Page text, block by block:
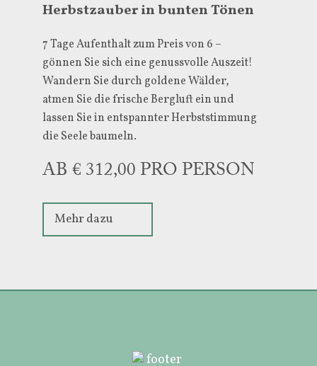
Herbstzauber in bunten Tönen
7 Tage Aufenthalt zum Preis von 6 –
gönnen Sie sich eine genussvolle Auszeit!
Wandern Sie durch goldene Wälder,
atmen Sie die frische Bergluft ein und
lassen Sie in entspannter Herbststimmung
die Seele baumeln.
AB € 312,00 PRO PERSON
Mehr dazu